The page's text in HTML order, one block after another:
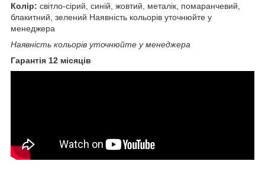
Колір: світло-сірий, синій, жовтий, металік, помаранчевий,
блакитний, зелений Наявність кольорів уточнюйте у
менеджера
Наявність кольорів уточнюйте у менеджера
Гарантія 12 місяців